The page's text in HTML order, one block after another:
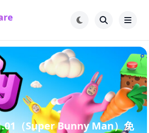
电脑游戏
常见问题解答
永久地址
（Super Bunny Man）免